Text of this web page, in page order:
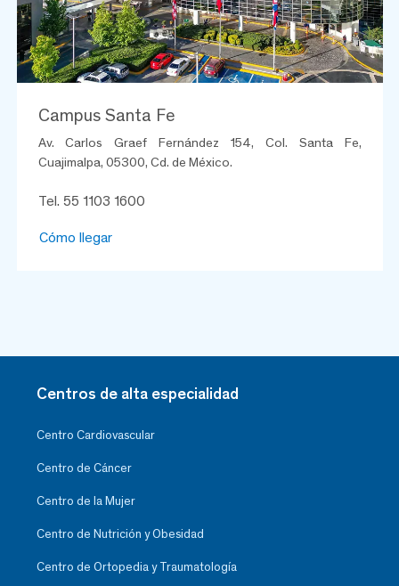
Campus Santa Fe
Av. Carlos Graef Fernández 154, Col. Santa Fe,
Cuajimalpa, 05300, Cd. de México.
Tel. 55 1103 1600
Cómo llegar
Centros de alta especialidad
Centro Cardiovascular
Centro de Cáncer
Centro de la Mujer
Centro de Nutrición y Obesidad
Centro de Ortopedia y Traumatología